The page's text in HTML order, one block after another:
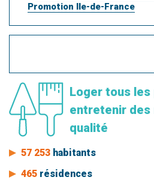
Promotion Ile-de-France
Loger tous
entretenir des
qualité
57 253 habitants
465 résidences